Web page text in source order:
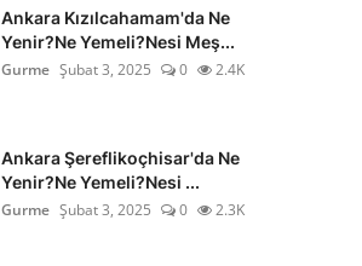
Ankara Kızılcahamam'da Ne
Yenir?Ne Yemeli?Nesi Meş...
Gurme Şubat 3, 2025 0 2.4K
Ankara Şereflikoçhisar'da Ne
Yenir?Ne Yemeli?Nesi ...
Gurme Şubat 3, 2025 0 2.3K